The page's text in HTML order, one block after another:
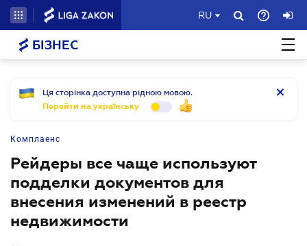
RU
БІЗНЕС
Ця сторінка доступна рідною мовою.
Перейти на українську
Комплаенс
Рейдеры все чаще используют
подделки документов для
внесения изменений в реестр
недвижимости